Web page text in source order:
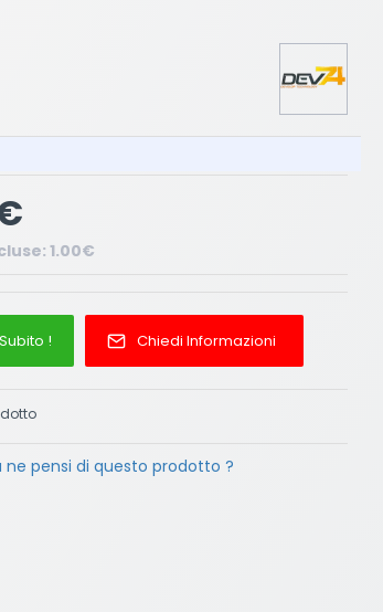
ne pensi di questo prodotto ?
1.00€
! Chiedi Informazioni